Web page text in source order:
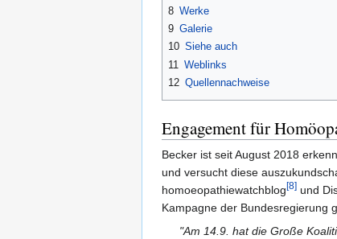
8 Werke
9 Galerie
10 Siehe auch
11 Weblinks
12 Quellennachweise
Engagement für
Becker ist seit August 2018
und versucht diese
homoeopathiewatchblog[8] und
Kampagne der Bundesregierung
"Am 14.9. hat die Große